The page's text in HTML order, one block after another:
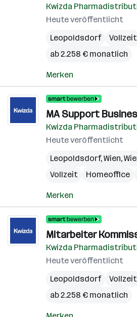
Kwizda
Heute veröffentlicht
Leopoldsdorf
Vollzeit
ab 2.258 € monatlich
Merken
MA Support
Kwizda
Heute veröffentlicht
Leopoldsdorf,Wien,
Vollzeit
Homeoffice
Merken
Mitarbeiter
Kwizda
Heute veröffentlicht
Leopoldsdorf
Vollzeit
ab 2.258 € monatlich